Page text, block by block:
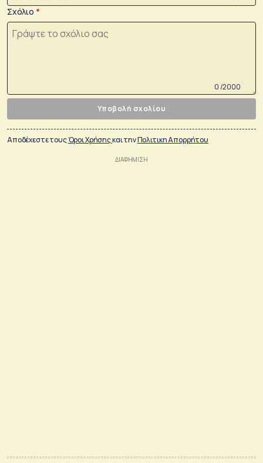
Σχόλιο
0 /2000
Υποβολή σχολίου
Αποδέχεστε τουςΌροι Χρήσηςκαι τηνΠολιτικη Απορρήτου